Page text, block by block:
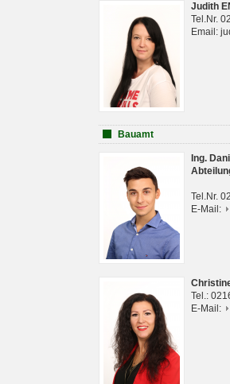
Judith
Tel.Nr.
Email:
Bauamt
Ing.
Tel.Nr.
E-Mail:
Tel.:
E-Mail: